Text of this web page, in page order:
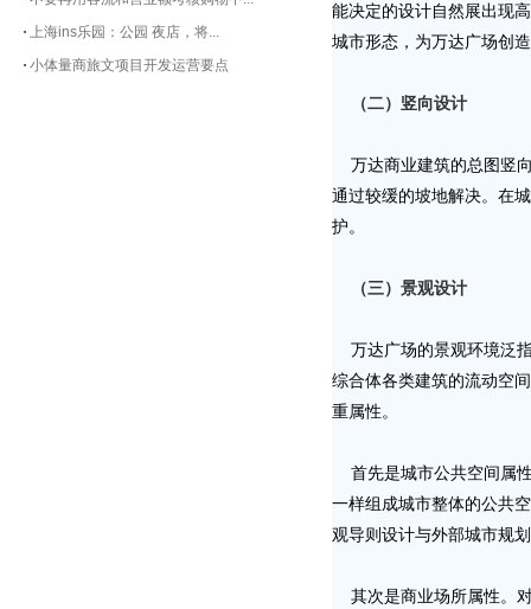
上海ins乐园：公园 夜店，将...
小体量商旅文项目开发运营要点
能决定的设计自然展出现
城市形态，为万达广场创
（二）竖向设计
万达商业建筑的总图竖
通过较缓的坡地解决。在
护。
（三）景观设计
万达广场的景观环境泛
综合体各类建筑的流动空
重属性。
首先是城市公共空间属
一样组成城市整体的公共
观导则设计与外部城市规
其次是商业场所属性。